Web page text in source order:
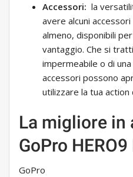
Accessori: la
avere alcuni
almeno, disponibili
vantaggio. Che si
impermeabile o di
accessori possono
utilizzare la tua action
La migliore in
GoPro
GoPro